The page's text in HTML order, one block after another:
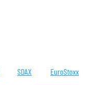
SDAX EuroStoxx